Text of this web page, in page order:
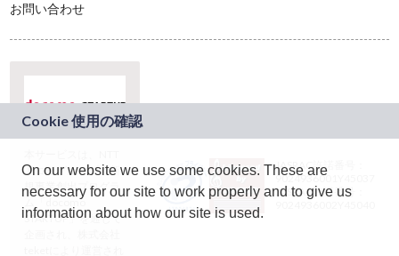
お問い合わせ
ドコモグループの新
規事業創出プログラ
ム「docomo
STARTUP」を通じて
JASRAC許諾番号：
9024936001Y45037
JASRAC許諾番号：
On our website we use some cookies. These are
necessary for our site to work properly and to give us
information about how our site is used.